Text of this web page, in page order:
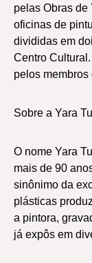
pelas Obras de
oficinas de
divididas em
Centro
pelos membros
Sobre a Yara
O nome Yara
mais de 90
sinônimo da
plásticas
a pintora,
já expôs em